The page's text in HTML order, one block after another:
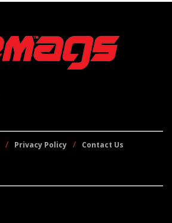
Privacy Policy Contact Us